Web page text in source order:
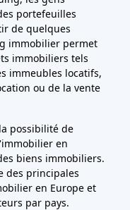
portefeuilles
de quelques
immobilier permet
immobiliers tels
immeubles locatifs,
ou de la vente
possibilité de
en
biens immobiliers.
des principales
en Europe et
par pays.